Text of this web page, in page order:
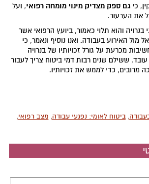
כיגם ספק מצדיק מינוי מומחה רפואי, ועל
את הערעור.
והוא תלוי כאמור, ביועץ הרפואי אשר
מול האירוע בעבודה. ואנו נוסיף ונאמר, כי
מכרעת על גורל זכויותיו של בנרויה
עובד, ששילם שנים רבות דמי ביטוח צריך לעבור
מרובים, כדי לממש את זכויותיו.
,ביטוח לאומי: נפגעי עבודה, מצב רפואי,